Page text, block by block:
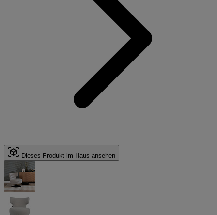
Dieses Produkt im Haus ansehen